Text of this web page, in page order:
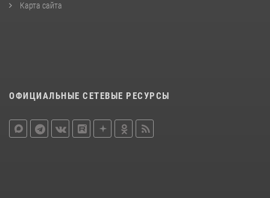
Карта сайта
ОФИЦИАЛЬНЫЕ СЕТЕВЫЕ РЕСУРСЫ